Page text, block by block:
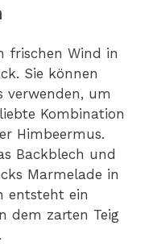
frischen Wind in
Sie können
verwenden, um
Kombination
Himbeermus.
Backblech und
Marmelade in
entsteht ein
dem zarten Teig